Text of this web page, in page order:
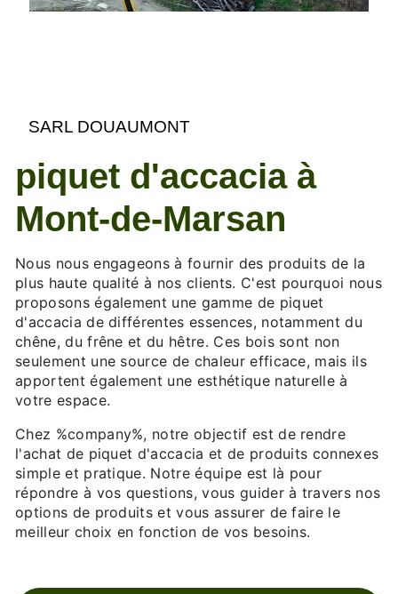
SARL DOUAUMONT
piquet d'accacia à
Mont-de-Marsan
Nous nous engageons à fournir des produits de la
plus haute qualité à nos clients. C'est pourquoi nous
proposons également une gamme de piquet
d'accacia de différentes essences, notamment du
chêne, du frêne et du hêtre. Ces bois sont non
seulement une source de chaleur efficace, mais ils
apportent également une esthétique naturelle à
votre espace.
Chez %company%, notre objectif est de rendre
l'achat de piquet d'accacia et de produits connexes
simple et pratique. Notre équipe est là pour
répondre à vos questions, vous guider à travers nos
options de produits et vous assurer de faire le
meilleur choix en fonction de vos besoins.